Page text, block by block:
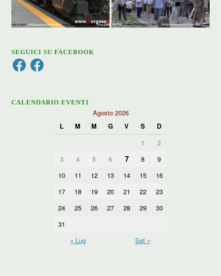
SEGUICI SU FACEBOOK
FacebookFacebook
CALENDARIO EVENTI
Agosto 2026
L
M M G V S
D
1
2
3
4 5 6 7 8
9
10
11 12 13 14 15
16
17
18 19 20 21 22
23
24
25 26 27 28 29
30
31
« Lug
Set »